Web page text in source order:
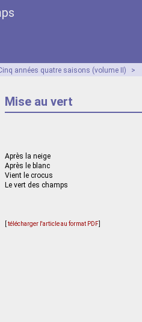
années quatre saisons (volume II) >
Mise au vert
Après la neige
Après le blanc
Vient le crocus
Le vert des champs
télécharger l'article au format PDF